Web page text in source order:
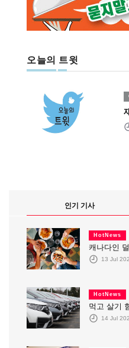
오늘의 트윗
인기 기사
HotNews
캐나다인
13 Jul
HotNews
먹고 살기
14 Jul